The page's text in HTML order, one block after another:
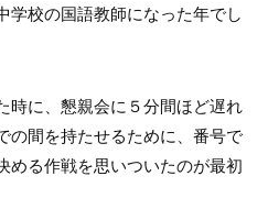
学校の国語教師になった年でし
時に、懇親会に５分間ほど遅れ
の間を持たせるために、番号で
める作戦を思いついたのが最初